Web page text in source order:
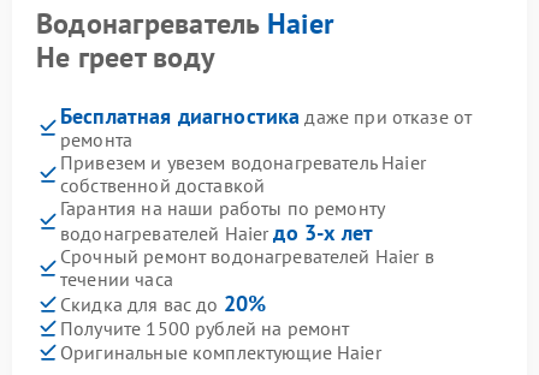
Водонагреватель Haier
Не греет воду
Бесплатная диагностика даже при отказе от
ремонта
Привезем и увезем водонагреватель Haier
собственной доставкой
Гарантия на наши работы по ремонту
водонагревателей Haierдо 3-х лет
Срочный ремонт водонагревателей Haier в
течении часа
Скидка для вас до 20%
Получите 1500 рублей на ремонт
Оригинальные комплектующие Haier